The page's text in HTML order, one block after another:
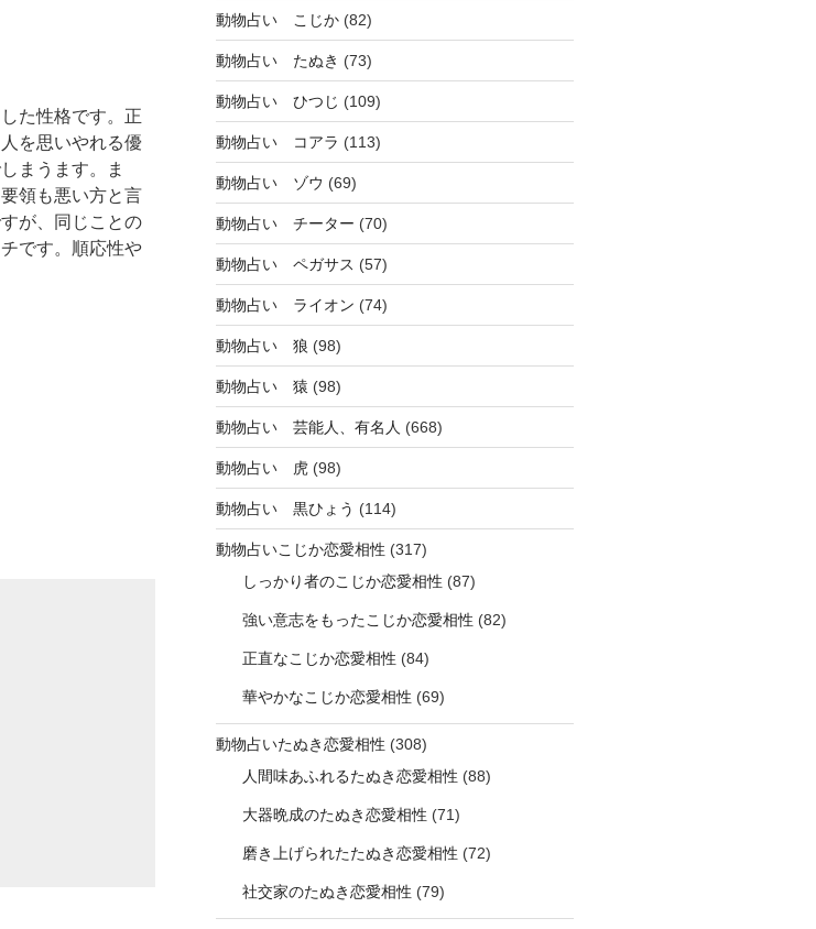
た性格です。正
を思いやれる優
まうます。ま
領も悪い方と言
が、同じことの
です。順応性や
動物占い こじか(82)
動物占い たぬき (73)
動物占い ひつじ (109)
動物占い コアラ (113)
動物占い ゾウ (69)
動物占い チーター (70)
動物占い ペガサス (57)
動物占い ライオン (74)
動物占い 狼 (98)
動物占い 猿 (98)
動物占い 芸能人、有名人 (668)
動物占い 虎(98)
動物占い 黒ひょう (114)
動物占いこじか恋愛相性 (317)
しっかり者のこじか恋愛相性 (87)
強い意志をもったこじか恋愛相性 (82)
正直なこじか恋愛相性 (84)
華やかなこじか恋愛相性 (69)
動物占いたぬき恋愛相性 (308)
人間味あふれるたぬき恋愛相性 (88)
大器晩成のたぬき恋愛相性 (71)
磨き上げられたたぬき恋愛相性 (72)
社交家のたぬき恋愛相性 (79)